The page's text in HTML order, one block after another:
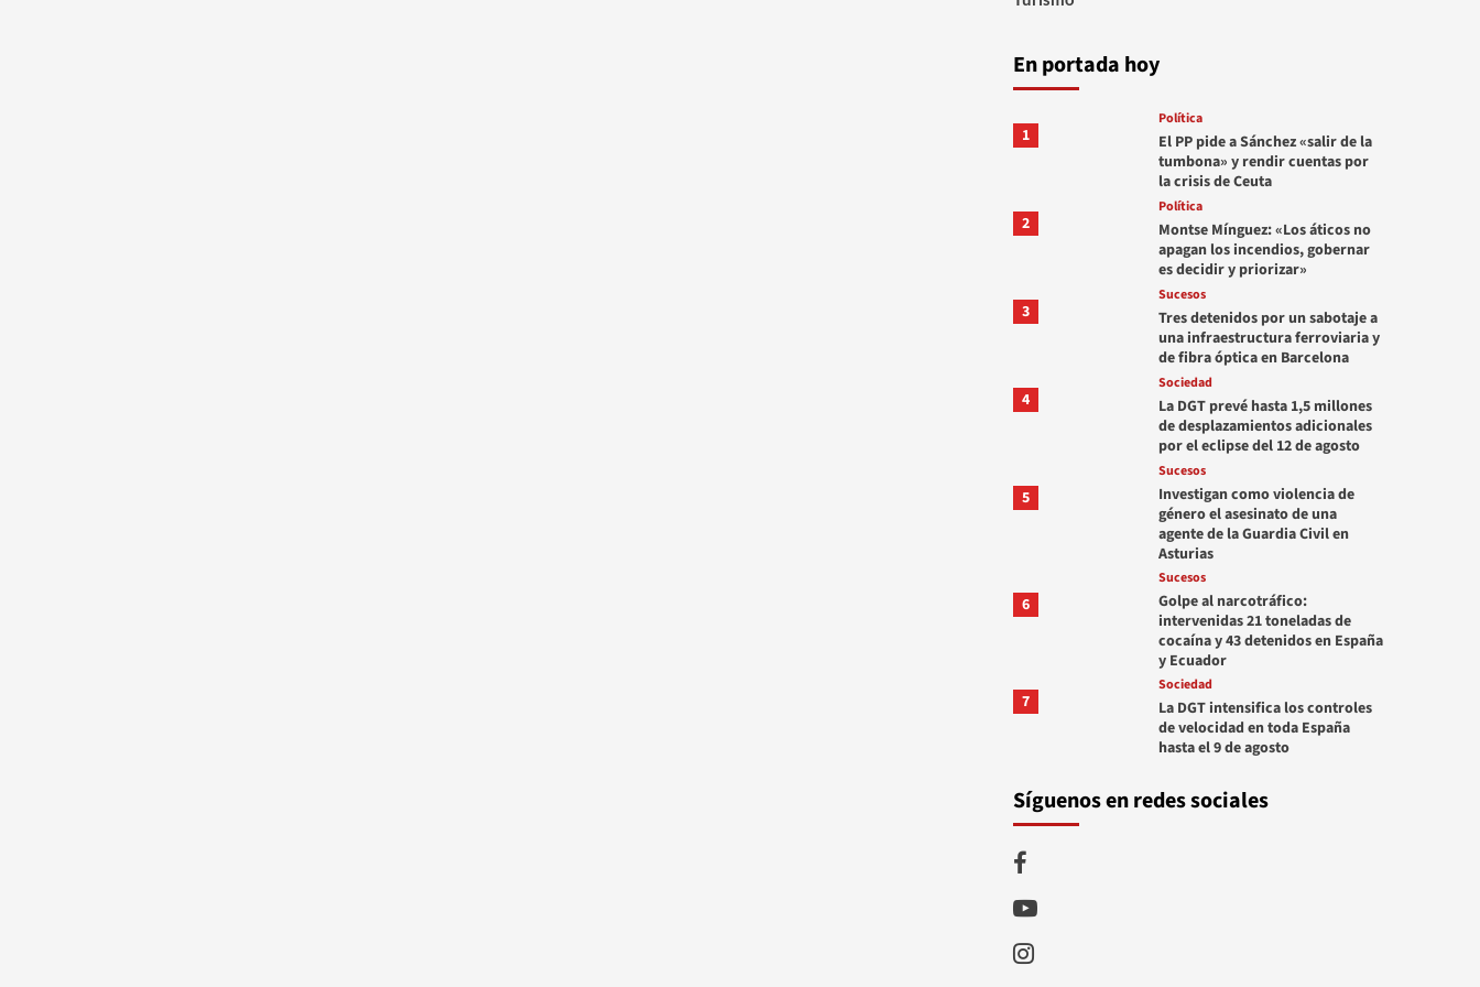
En portada hoy
1
Política
El PP pide a Sánchez «salir de la
tumbona» y rendir cuentas por
la crisis de Ceuta
2
Política
Montse Mínguez: «Los áticos no
apagan los incendios, gobernar
es decidir y priorizar»
3
Sucesos
Tres detenidos por un sabotaje a
una infraestructura ferroviaria y
de fibra óptica en Barcelona
4
Sociedad
La DGT prevé hasta 1,5 millones
de desplazamientos adicionales
por el eclipse del 12 de agosto
5
Sucesos
Investigan como violencia de
género el asesinato de una
agente de la Guardia Civil en
Asturias
6
Sucesos
Golpe al narcotráfico:
intervenidas 21 toneladas de
cocaína y 43 detenidos en España
y Ecuador
7
Sociedad
La DGT intensifica los controles
de velocidad en toda España
hasta el 9 de agosto
Síguenos en redes sociales
Facebook
Youtube
Instagram